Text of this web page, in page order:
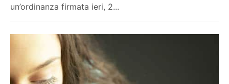
un’ordinanza firmata ieri, 2...